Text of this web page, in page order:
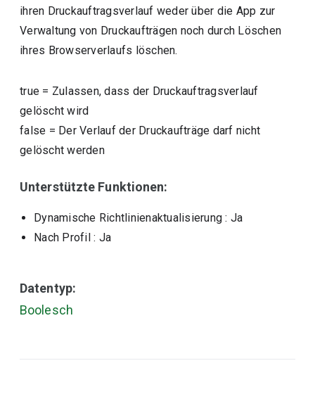
ihren Druckauftragsverlauf weder über die App zur
Verwaltung von Druckaufträgen noch durch Löschen
ihres Browserverlaufs löschen.
true = Zulassen, dass der Druckauftragsverlauf
gelöscht wird
false = Der Verlauf der Druckaufträge darf nicht
gelöscht werden
Unterstützte Funktionen:
Dynamische Richtlinienaktualisierung : Ja
Nach Profil : Ja
Datentyp:
Boolesch